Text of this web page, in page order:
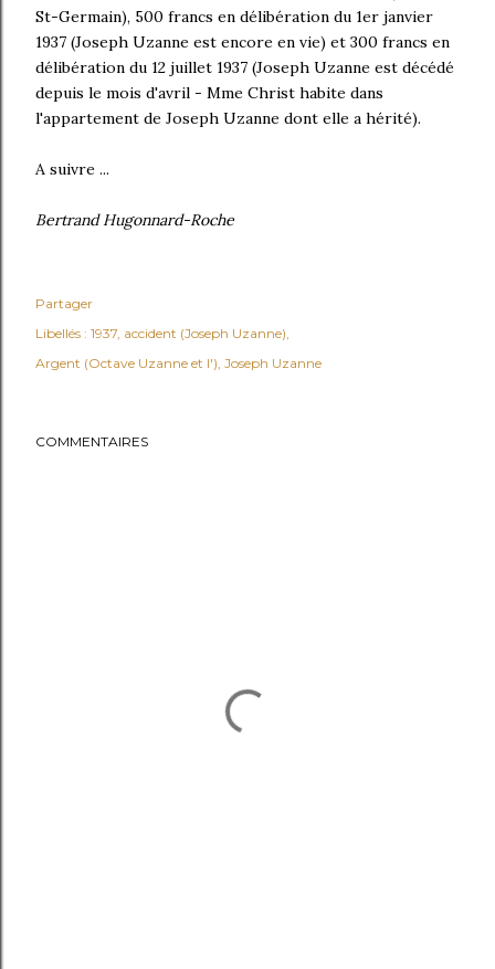
St-Germain), 500 francs en délibération du 1er janvier
1937 (Joseph Uzanne est encore en vie) et 300 francs en
délibération du 12 juillet 1937 (Joseph Uzanne est décédé
depuis le mois d'avril - Mme Christ habite dans
l'appartement de Joseph Uzanne dont elle a hérité).
A suivre ...
Bertrand Hugonnard-Roche
Partager
Libellés : 1937 accident (Joseph Uzanne)
Argent (Octave Uzanne et l') Joseph Uzanne
COMMENTAIRES